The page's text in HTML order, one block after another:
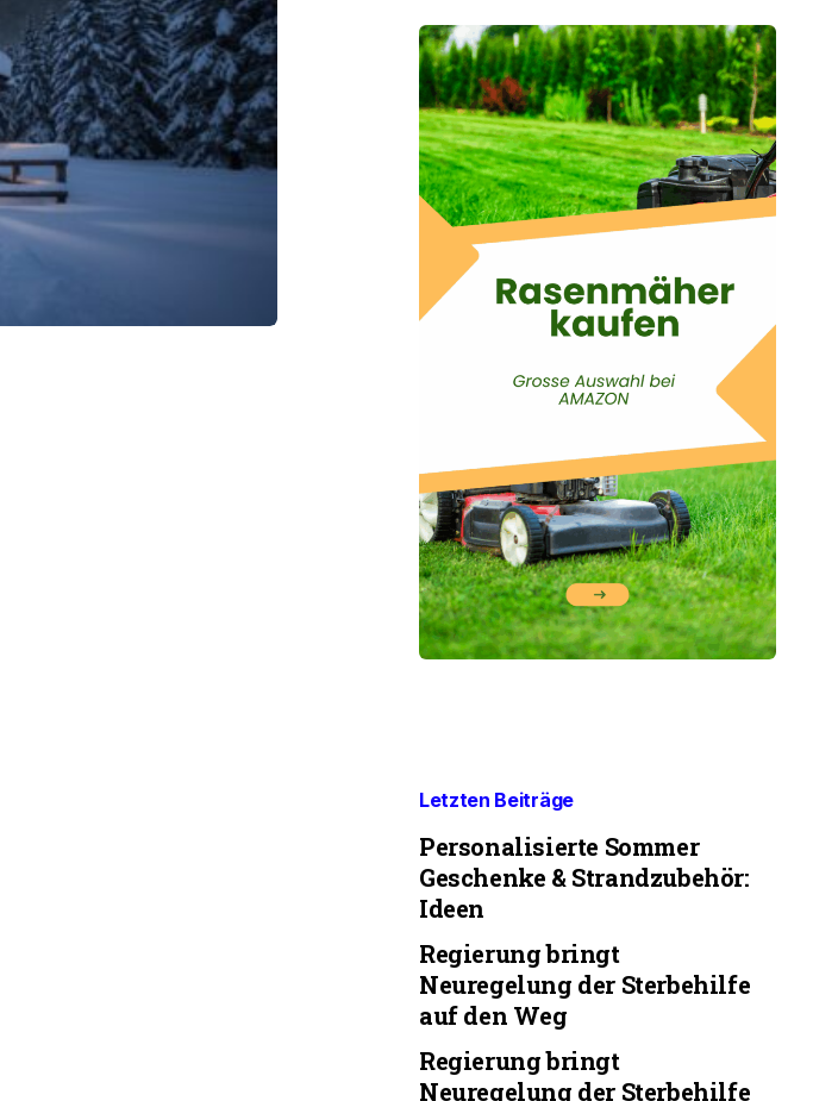
Letzten Beiträge
Personalisierte Sommer
Geschenke & Strandzubehör:
Ideen
Regierung bringt
Neuregelung der Sterbehilfe
auf den Weg
Regierung bringt
Neuregelung der Sterbehilfe